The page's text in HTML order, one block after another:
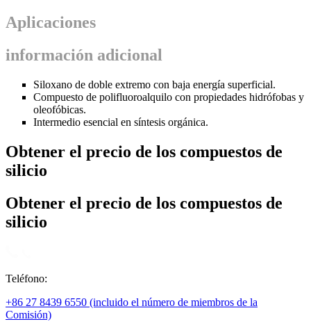
Aplicaciones
información adicional
Siloxano de doble extremo con baja energía superficial.
Compuesto de polifluoroalquilo con propiedades hidrófobas y
oleofóbicas.
Intermedio esencial en síntesis orgánica.
Obtener el precio de los compuestos de
silicio
Obtener el precio de los compuestos de
silicio
Teléfono:
+86 27 8439 6550 (incluido el número de miembros de la
Comisión)